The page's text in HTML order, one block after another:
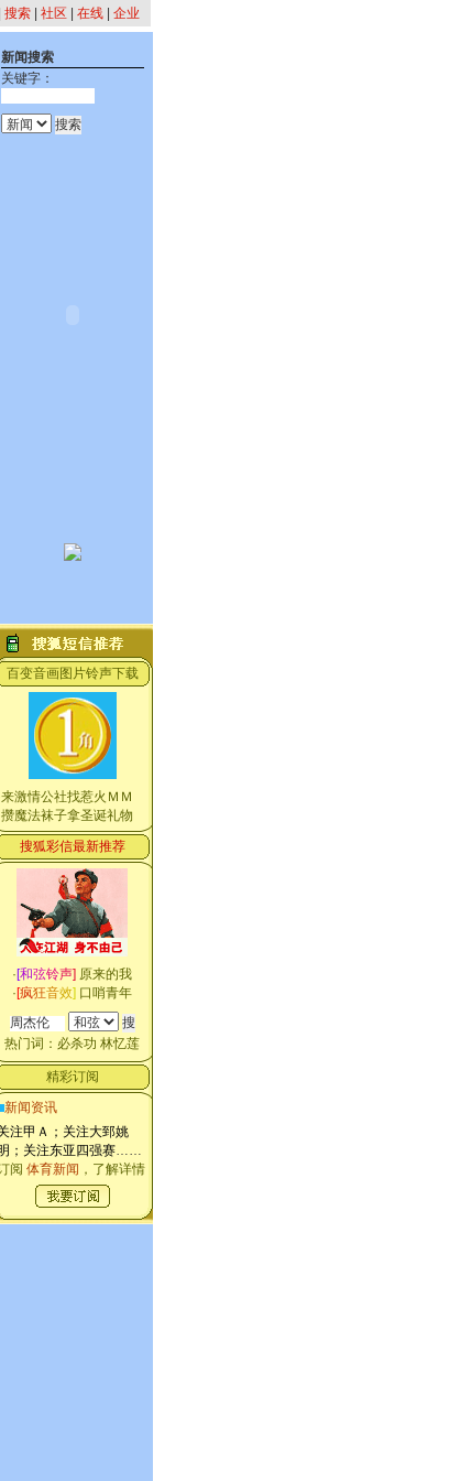
搜索 社区 在线 企业
新闻搜索
关键字：
百变音画图片铃声下载
来激情公社找惹火ＭＭ
攒魔法袜子拿圣诞礼物
搜狐彩信最新推荐
·[和弦铃声] 原来的我
·[疯狂音效] 口哨青年
热门词： 必杀功 林忆莲
精彩订阅
新闻资讯
注甲Ａ；关注大郅姚
；关注东亚四强赛……
阅 体育新闻 ，了解详情